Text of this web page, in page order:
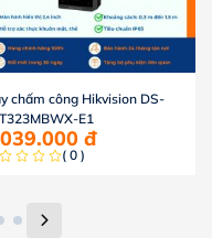
chấm công Hikvision DS-
E1
đ
( 0 )